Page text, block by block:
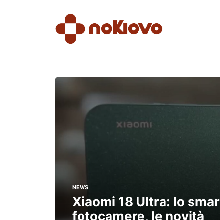
NEWS
Xiaomi 18 Ultra: lo
fotocamere, le novità